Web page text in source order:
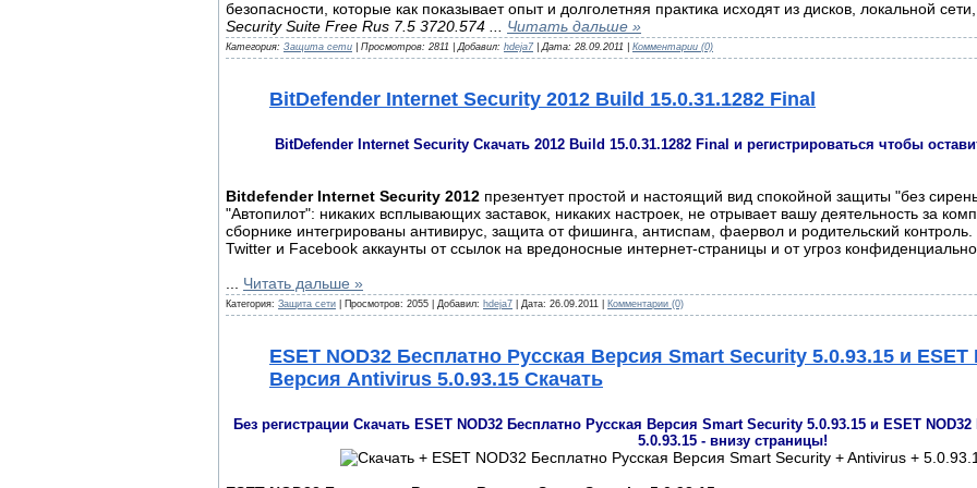
безопасности, которые как показывает опыт и долголетняя практика исходят из дисков, локальной
Security Suite Free Rus 7.5 3720.574
Читать дальше »
Категория: Защита сети | Просмотров: 2811 | Добавил: hdeja7| Дата: 28.09.2011 Комментарии (0)
BitDefender Internet Security 2012 Build 15.0.31.1282 Final
BitDefender Internet Security Скачать 2012 Build 15.0.31.1282 Final и регистрироваться чтобы
Bitdefender Internet Security 2012 презентует простой и настоящий вид спокойной защиты "без
"Автопилот": никаких всплывающих заставок, никаких настроек, не отрывает вашу деятельность за
сборнике интегрированы антивирус, защита от фишинга, антиспам, фаервол и родительский
Twitter и Facebook аккаунты от ссылок на вредоносные интернет-страницы и от угроз
Читать дальше »
Категория: Защита сети | Просмотров: 2055 | Добавил: hdeja7 | Дата: 26.09.2011 Комментарии (0)
ESET NOD32 Бесплатно Русская Версия Smart Security 5.0.93.15 и
Версия Antivirus 5.0.93.15 Скачать
Без регистрации Скачать ESET NOD32 Бесплатно Русская Версия Smart Security 5.0.93.15 и ESET
5.0.93.15 - внизу страницы!